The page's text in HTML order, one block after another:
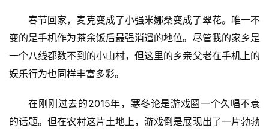
春节回家，麦克变成了小强米娜桑变成了翠花。唯一不
变的是手机作为茶余饭后最强消遣的地位。尽管我的家乡是
一个八线都数不到的小山村，但这里的乡亲父老在手机上的
娱乐行为也同样丰富多彩。
在刚刚过去的2015年，寒冬论是游戏圈一个久唱不衰
的话题。但在农村这片土地上，游戏倒是展现出了一片勃勃